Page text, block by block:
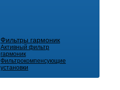
Фильтры гармоник
Активный фильтр
гармоник
Фильтрокомпенсующие
установки